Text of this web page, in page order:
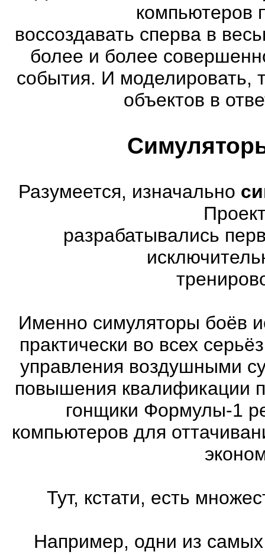
компьютеров
воссоздавать сперва в
более и более
события. И моделировать,
объектов в
Разумеется, изначально
разрабатывались
Именно симуляторы боёв
практически во всех
управления воздушными
повышения квалификации
гонщики Формулы-1
компьютеров для
Тут, кстати, есть
Например, одни из